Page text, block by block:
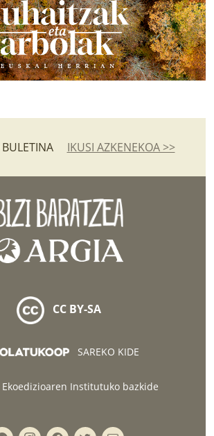
IKUSI AZKENEKOA >>
CC BY-SA
SAREKO KIDE
Ekoedizioaren Institutuko bazkide